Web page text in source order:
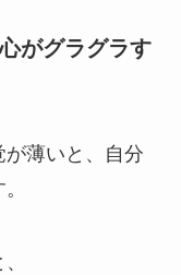
がグラグラす
が薄いと、自分